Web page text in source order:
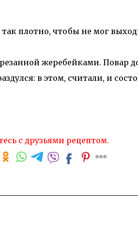
плотно, чтобы не мог
жеребейками. Повар
в этом, считали, и
с друзьями рецептом.